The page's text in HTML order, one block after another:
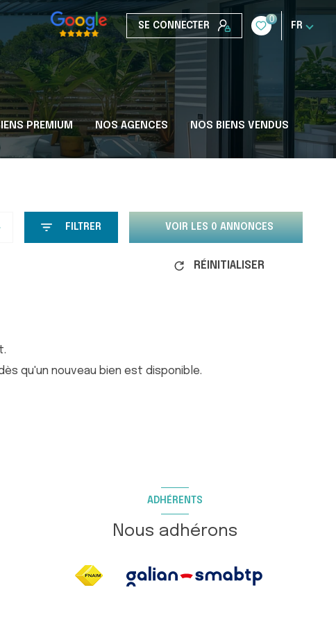
SE CONNECTER
0
FR
PREMIUM NOS AGENCES NOS BIENS VENDUS
FILTRER VOIR LES 0 ANNONCES
RÉINITIALISER
qu'un nouveau bien est disponible.
ADHÉRENTS
Nous adhérons